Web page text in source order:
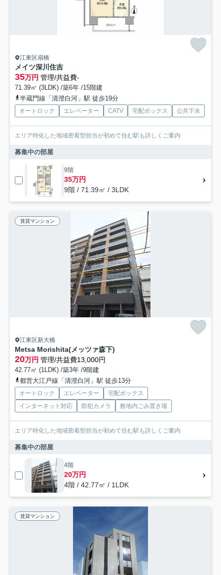
江東区扇橋
メイツ深川住吉
35万円 管理/共益費-
71.39㎡ (3LDK) /築6年 /15階建
半蔵門線「清澄白河」駅 徒歩19分
オートロック エレベーター CATV 宅配ボックス 公共下水
エリア特化した地域密着型担当が初めて住む駅も詳しくご案内
募集中の部屋
9階
35万円
9階 / 71.39㎡ / 3LDK
賃貸マンション
江東区新大橋
Metsa Morishita(メッツァ森下)
20万円 管理/共益費13,000円
42.77㎡ (1LDK) /築3年 /9階建
都営大江戸線「清澄白河」駅 徒歩13分
オートロック エレベーター
宅配ボックス
インターネット対応
防犯カメラ 敷地内ごみ置き場
エリア特化した地域密着型担当が初めて住む駅も詳しくご案内
募集中の部屋
4階
20万円
4階 / 42.77㎡ / 1LDK
賃貸マンション